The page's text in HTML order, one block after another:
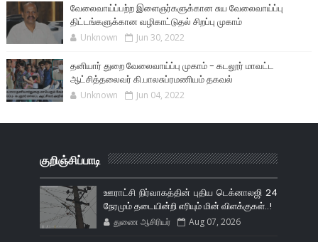
வேலைவாய்ப்பற்ற இளைஞர்களுக்கான சுய வேலைவாய்ப்பு
திட்டங்களுக்கான வழிகாட்டுதல் சிறப்பு முகாம்
Unknown Jun 30, 2022
தனியார் துறை வேலைவாய்ப்பு முகாம் - கடலூர் மாவட்ட
ஆட்சித்தலைவர் கி.பாலசுப்ரமணியம் தகவல்
Unknown Jun 04, 2022
குறிஞ்சிப்பாடி
ஊராட்சி நிர்வாகத்தின் புதிய டெக்னாலஜி 24
நேரமும் தடையின்றி எரியும் மின் விளக்குகள்..!
துணை ஆசிரியர் Aug 07, 2026